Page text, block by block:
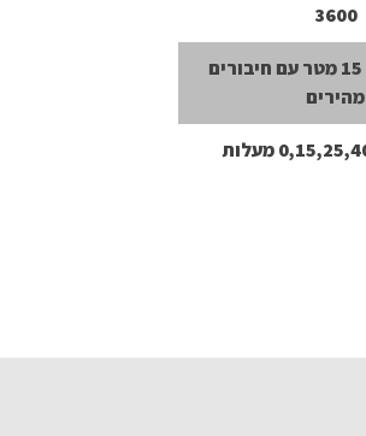
3600
צינור באורך 15 מטר עם חיבורים
מהירים